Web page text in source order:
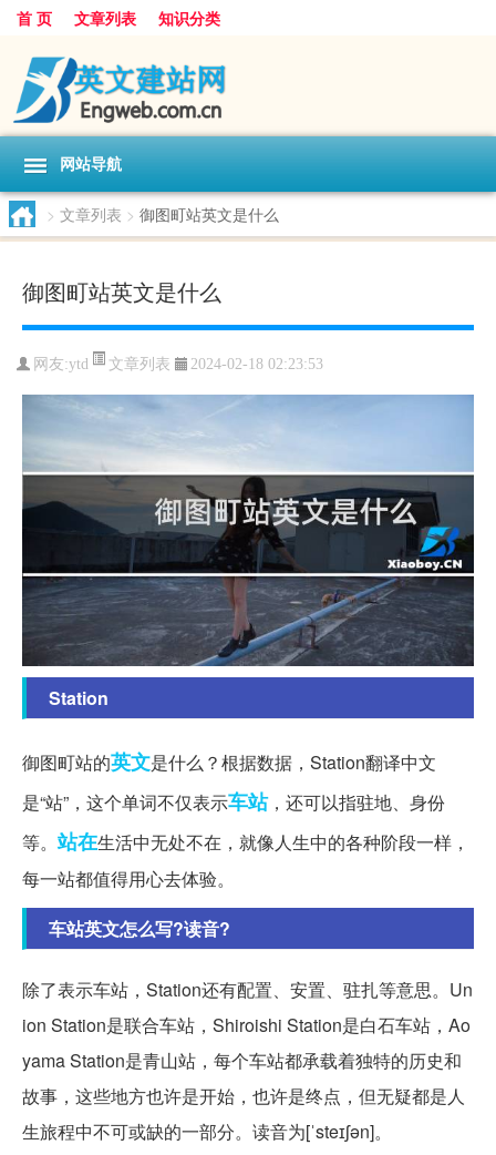
首 页 文章列表 知识分类
网站导航
> 文章列表 > 御图町站英文是什么
御图町站英文是什么
网友:ytd 文章列表 2024-02-18 02:23:53
Station
御图町站的英文是什么？根据数据，Station翻译中文
是“站”，这个单词不仅表示车站，还可以指驻地、身份
等。 站在生活中无处不在，就像人生中的各种阶段一样，
每一站都值得用心去体验。
车站英文怎么写?读音?
除了表示车站，Station还有配置、安置、驻扎等意思。Un
ion Station是联合车站，Shiroishi Station是白石车站，Ao
yama Station是青山站，每个车站都承载着独特的历史和
故事，这些地方也许是开始，也许是终点，但无疑都是人
生旅程中不可或缺的一部分。读音为[ˈsteɪʃən]。